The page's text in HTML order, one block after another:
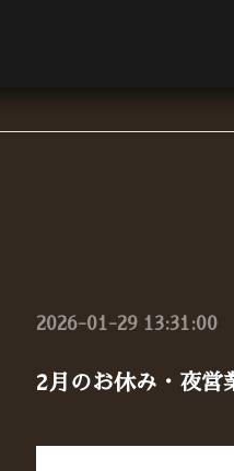
2026-01-29 13:31:00
2月のお休み・夜営